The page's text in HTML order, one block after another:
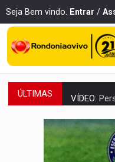
Seja Bem vindo. Entrar /
ÚLTIMAS VÍDEO: